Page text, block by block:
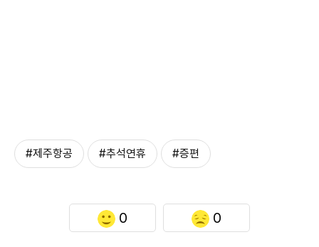
#제주항공 #추석연휴 #증편
0 0